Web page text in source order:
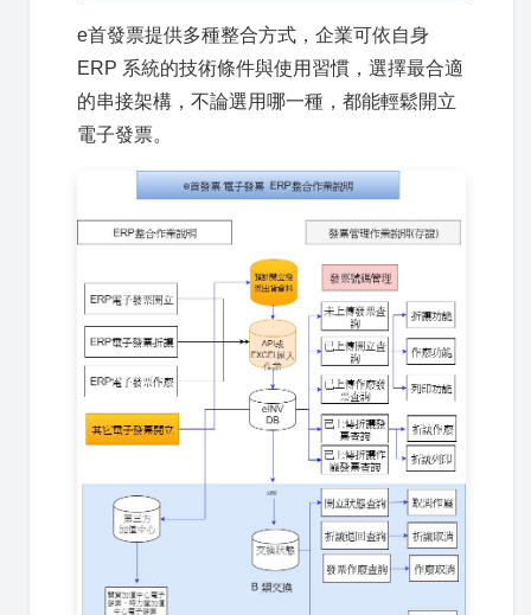
e首發票提供多種整合方式，企業可依自身
ERP 系統的技術條件與使用習慣，選擇最合適
的串接架構，不論選用哪一種，都能輕鬆開立
電子發票。